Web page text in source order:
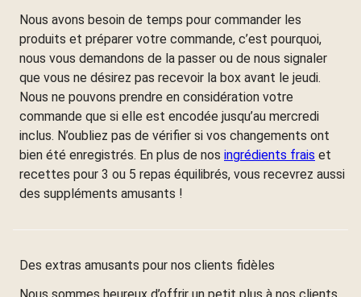
Nous avons besoin de temps pour commander les
produits et préparer votre commande, c’est pourquoi,
nous vous demandons de la passer ou de nous signaler
que vous ne désirez pas recevoir la box avant le jeudi.
Nous ne pouvons prendre en considération votre
commande que si elle est encodée jusqu’au mercredi
inclus. N’oubliez pas de vérifier si vos changements ont
bien été enregistrés. En plus de nos ingrédients frais et
recettes pour 3 ou 5 repas équilibrés, vous recevrez aussi
des suppléments amusants !
Des extras amusants pour nos clients fidèles